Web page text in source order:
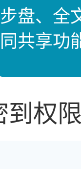
盘、
共享功
到权